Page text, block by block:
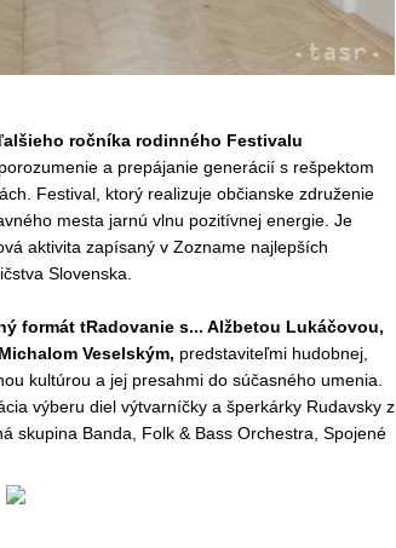
ročníka rodinného Festivalu
a prepájanie generácií s rešpektom
Festival, ktorý realizuje občianske združenie
mesta jarnú vlnu pozitívnej energie. Je
aktivita zapísaný v Zozname najlepších
Slovenska.
formát tRadovanie s... Alžbetou Lukáčovou,
Veselským, predstaviteľmi hudobnej,
kultúrou a jej presahmi do súčasného umenia.
výberu diel výtvarníčky a šperkárky Rudavsky z
skupina Banda, Folk & Bass Orchestra, Spojené